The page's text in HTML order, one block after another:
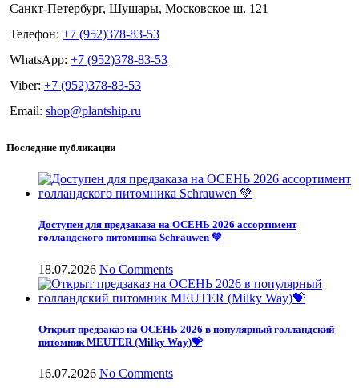
Санкт-Петербург, Шушары, Московское ш. 121
Телефон: +7 (952)378-83-53
WhatsApp: +7 (952)378-83-53
Viber: +7 (952)378-83-53
Email: shop@plantship.ru
Последние публикации
Доступен для предзаказа на ОСЕНЬ 2026 ассортимент
голландского питомника Schrauwen 💚
18.07.2026 No Comments
Открыт предзаказ на ОСЕНЬ 2026 в популярный голландский
питомник MEUTER (Milky Way)💝
16.07.2026 No Comments